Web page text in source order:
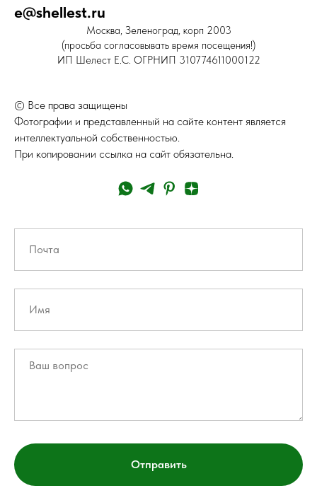
e@shellest.ru
Москва, Зеленоград, корп 2003
(просьба согласовывать время посещения!)
ИП Шелест Е.С. ОГРНИП 310774611000122
© Все права защищены
Фотографии и представленный на сайте контент является
интеллектуальной собственностью.
При копировании ссылка на сайт обязательна.
Отправить